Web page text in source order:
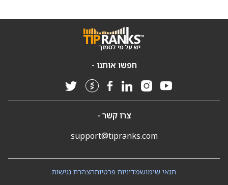
חפשו אותנו -
צרו קשר -
support@tipranks.com
הצהרת נגישותמדיניות פרטיותתנאי שימוש